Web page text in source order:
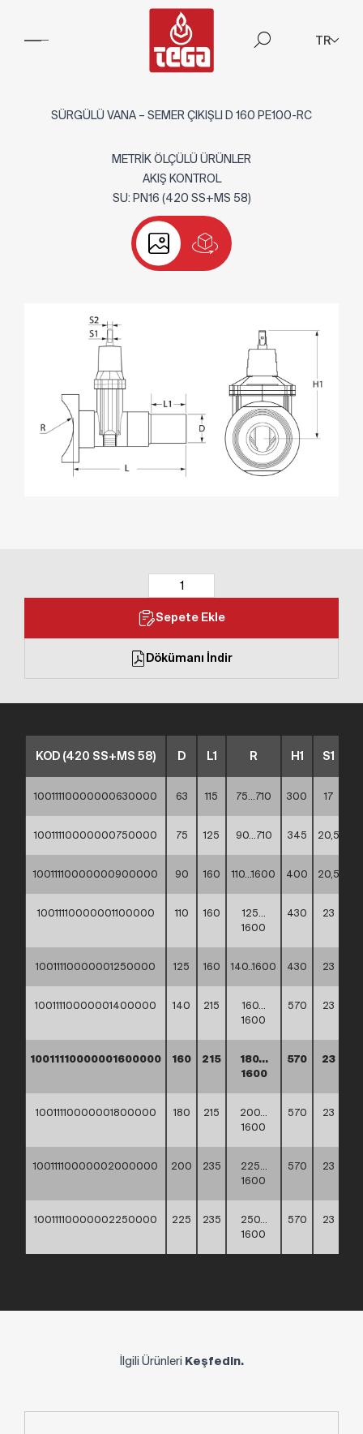
TR
SÜRGÜLÜ VANA – SEMER ÇIKIŞLI D 160 PE100-RC
METRİK ÖLÇÜLÜ ÜRÜNLER
AKIŞ KONTROL
SU: PN16 (420 SS+MS 58)
Sepete Ekle
Dökümanı İndir
KOD (420 SS+MS 58) D L1 R H1 S1
10011110000000630000 63 115 75…710 300 17
10011110000000750000 75 125 90…710 345 20,5
10011110000000900000 90 160 110…1600 400 20,5
10011110000001100000 110 160
125…
1600
430 23
10011110000001250000 125 160 140..1600 430 23
10011110000001400000 140 215
160…
1600
570 23
10011110000001600000 160 215
180…
1600
570 23
10011110000001800000 180 215
200…
1600
570 23
10011110000002000000 200 235
225…
1600
570 23
10011110000002250000 225 235
250…
1600
570 23
İlgili Ürünleri Keşfedin.